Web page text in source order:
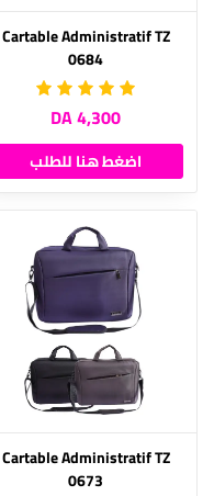
Cartable Administratif TZ
0684
4,300 DA
اضغط هنا للطلب
Cartable Administratif TZ
0673